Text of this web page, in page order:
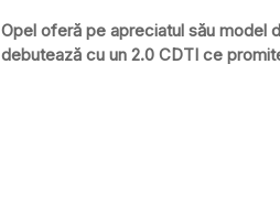
Opel oferă pe apreciatul său model
debutează cu un 2.0 CDTI ce